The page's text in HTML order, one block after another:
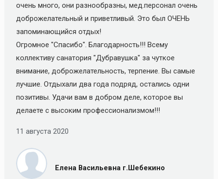
очень много, они разнообразны, мед.персонал очень
доброжелательный и приветливый. Это был ОЧЕНЬ
запоминающийся отдых!
Огромное "Спасибо". Благодарность!!! Всему
коллективу санатория "Дубравушка" за чуткое
внимание, доброжелательность, терпение. Вы самые
лучшие. Отдыхали два года подряд, остались одни
позитивы. Удачи вам в добром деле, которое вы
делаете с высоким профессионализмом!!!
11 августа 2020
Елена Васильевна г.Шебекино